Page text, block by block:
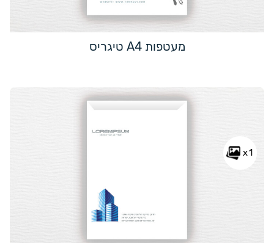
מעטפות A4 טיגריס
x1